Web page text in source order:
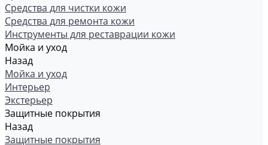
Средства для чистки кожи
Средства для ремонта кожи
Инструменты для реставрации кожи
Мойка и уход
Назад
Мойка и уход
Интерьер
Экстерьер
Защитные покрытия
Назад
Защитные покрытия